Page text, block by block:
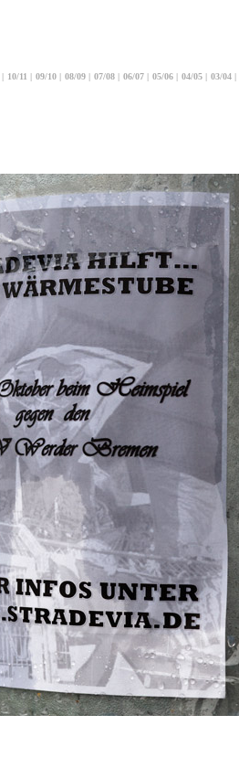
| 10/11 | 09/10 | 08/09 | 07/08 | 06/07 | 05/06 | 04/05 | 03/04 |